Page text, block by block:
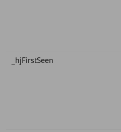
_hjFirstSeen